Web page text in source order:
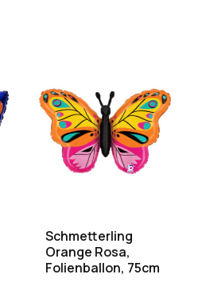
Schmetterling
Orange Rosa,
Folienballon, 75cm